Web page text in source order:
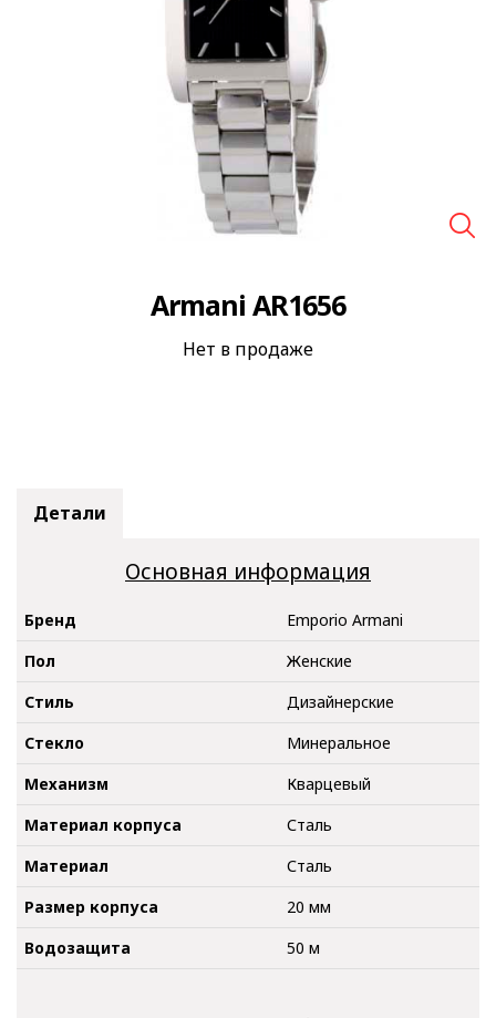
Armani AR1656
Нет в продаже
Детали
Основная информация
Бренд
Emporio Armani
Пол
Женские
Стиль
Дизайнерские
Стекло
Минеральное
Механизм
Кварцевый
Материал корпуса
Сталь
Материал
Сталь
Размер корпуса
20 мм
Водозащита
50 м